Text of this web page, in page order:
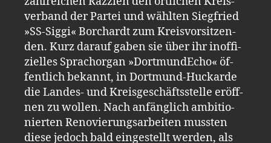
ver­band der Par­tei und wähl­ten Sieg­fried
»SS-​Sig­gi« Bor­chardt zum Kreis­vor­sit­zen­
den. Kurz dar­auf gaben sie über ihr in­of­fi­
zi­el­les Spra­ch­or­gan »Dort­mun­dE­cho« öf­
fent­lich be­kannt, in Dort­mund-​Hu­ckar­de
die Lan­des-​ und Kreis­ge­schäfts­stel­le er­öff­
nen zu wol­len. Nach an­fäng­lich am­bi­tio­
nier­ten Re­no­vie­rungs­ar­bei­ten muss­ten
diese je­doch bald ein­ge­stellt wer­den, als